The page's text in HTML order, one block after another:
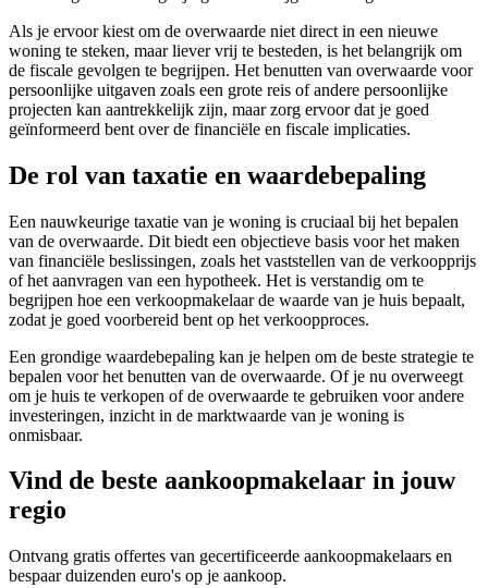
Als je ervoor kiest om de overwaarde niet direct in een nieuwe
woning te steken, maar liever vrij te besteden, is het belangrijk om
de fiscale gevolgen te begrijpen. Het benutten van overwaarde voor
persoonlijke uitgaven zoals een grote reis of andere persoonlijke
projecten kan aantrekkelijk zijn, maar zorg ervoor dat je goed
geïnformeerd bent over de financiële en fiscale implicaties.
De rol van taxatie en waardebepaling
Een nauwkeurige taxatie van je woning is cruciaal bij het bepalen
van de overwaarde. Dit biedt een objectieve basis voor het maken
van financiële beslissingen, zoals het vaststellen van de verkoopprijs
of het aanvragen van een hypotheek. Het is verstandig om te
begrijpen hoe een verkoopmakelaar de waarde van je huis bepaalt,
zodat je goed voorbereid bent op het verkoopproces.
Een grondige waardebepaling kan je helpen om de beste strategie te
bepalen voor het benutten van de overwaarde. Of je nu overweegt
om je huis te verkopen of de overwaarde te gebruiken voor andere
investeringen, inzicht in de marktwaarde van je woning is
onmisbaar.
Vind de beste aankoopmakelaar in jouw
regio
Ontvang gratis offertes van gecertificeerde aankoopmakelaars en
bespaar duizenden euro's op je aankoop.